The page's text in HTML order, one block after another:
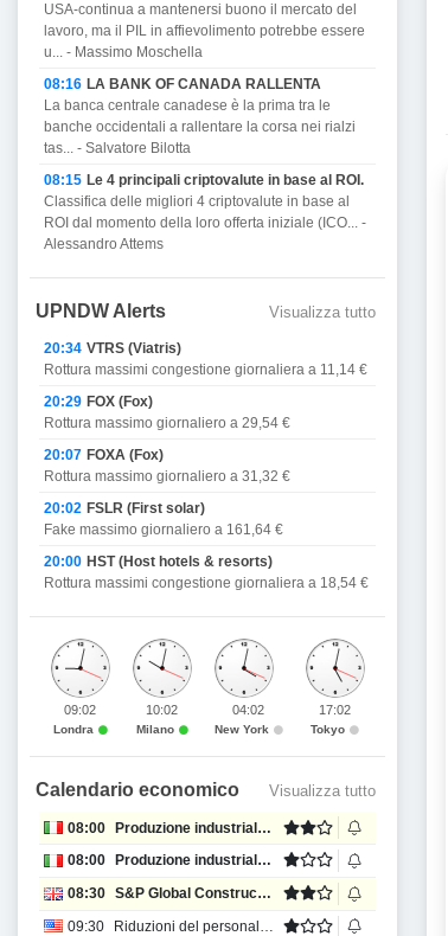
USA-continua a mantenersi buono il mercato del
lavoro, ma il PIL in affievolimento potrebbe essere
u... - Massimo Moschella
08:16 LA BANK OF CANADA RALLENTA
La banca centrale canadese è la prima tra le
banche occidentali a rallentare la corsa nei rialzi
tas... - Salvatore Bilotta
08:15 Le 4 principali criptovalute in base al ROI.
Classifica delle migliori 4 criptovalute in base al
ROI dal momento della loro offerta iniziale (ICO... -
Alessandro Attems
UPNDW Alerts Visualizza tutto
20:34 VTRS (Viatris)
Rottura massimi congestione giornaliera a 11,14 €
20:29 FOX (Fox)
Rottura massimo giornaliero a 29,54 €
20:07 FOXA (Fox)
Rottura massimo giornaliero a 31,32 €
20:02 FSLR (First solar)
Fake massimo giornaliero a 161,64 €
20:00 HST (Host hotels & resorts)
Rottura massimi congestione giornaliera a 18,54 €
09:02
Londra
10:02
Milano
04:02
New York
17:02
Tokyo
Calendario economico Visualizza tutto
08:00
Produzione industriale MoM
08:00
Produzione industriale anno su anno
08:30
S&P Global Construction PMI
09:30
Riduzioni del personale presso Challenger